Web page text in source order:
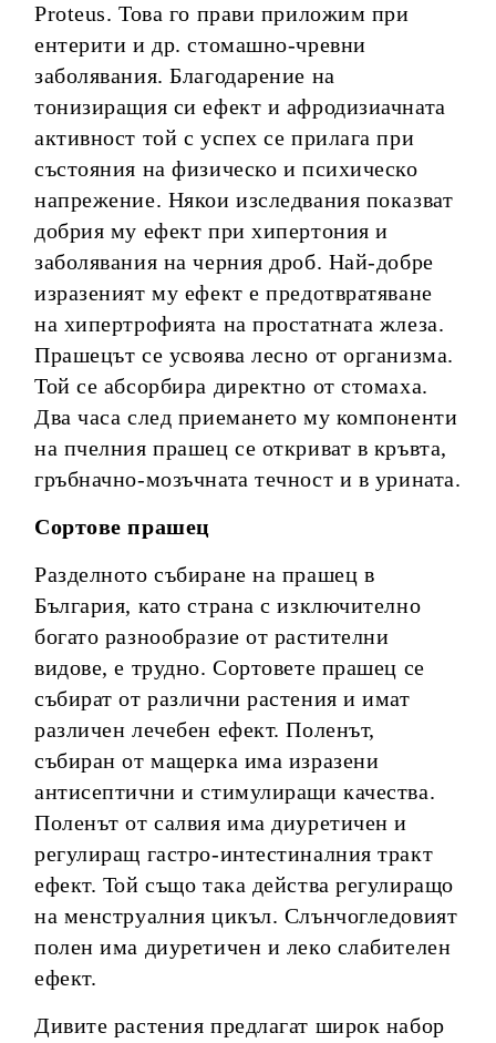
Proteus. Това го прави приложим при
ентерити и др. стомашно-чревни
заболявания. Благодарение на
тонизиращия си ефект и афродизиачната
активност той с успех се прилага при
състояния на физическо и психическо
напрежение. Някои изследвания показват
добрия му ефект при хипертония и
заболявания на черния дроб. Най-добре
изразеният му ефект е предотвратяване
на хипертрофията на простатната жлеза.
Прашецът се усвоява лесно от организма.
Той се абсорбира директно от стомаха.
Два часа след приемането му компоненти
на пчелния прашец се откриват в кръвта,
гръбначно-мозъчната течност и в урината.
Сортове прашец
Разделното събиране на прашец в
България, като страна с изключително
богато разнообразие от растителни
видове, е трудно. Сортовете прашец се
събират от различни растения и имат
различен лечебен ефект. Поленът,
събиран от мащерка има изразени
антисептични и стимулиращи качества.
Поленът от салвия има диуретичен и
регулиращ гастро-интестиналния тракт
ефект. Той също така действа регулиращо
на менструалния цикъл. Слънчогледовият
полен има диуретичен и леко слабителен
ефект.
Дивите растения предлагат широк набор